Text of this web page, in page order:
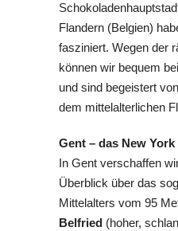
Flandern (Belgien)
fasziniert. Wegen der
können wir bequem
und sind begeistert
dem mittelalterlichen
Gent – das New
In Gent verschaffen
Überblick über das
Mittelalters vom 95
Belfried (hoher,